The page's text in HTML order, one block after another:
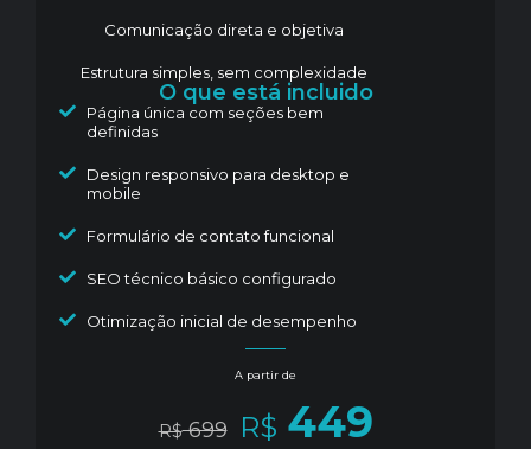
Comunicação direta e objetiva
Estrutura simples, sem complexidade
O que está incluido
Página única com seções bem
definidas
Design responsivo para desktop e
mobile
Formulário de contato funcional
SEO técnico básico configurado
Otimização inicial de desempenho
A partir de
R$699 R$ 449